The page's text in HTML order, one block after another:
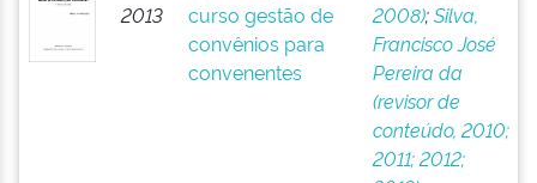
2013
curso gestão de
convênios para
convenentes
2008);Silva,
Francisco José
Pereira da
(revisor de
conteúdo, 2010;
2011; 2012;